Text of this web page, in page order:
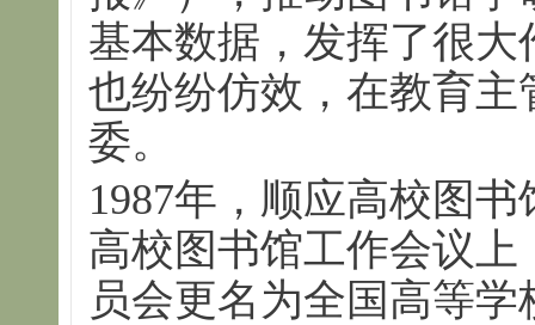
基本数据，发挥了很
也纷纷仿效，在教育
委。
1987年，顺应高校图
高校图书馆工作会议
员会更名为全国高等